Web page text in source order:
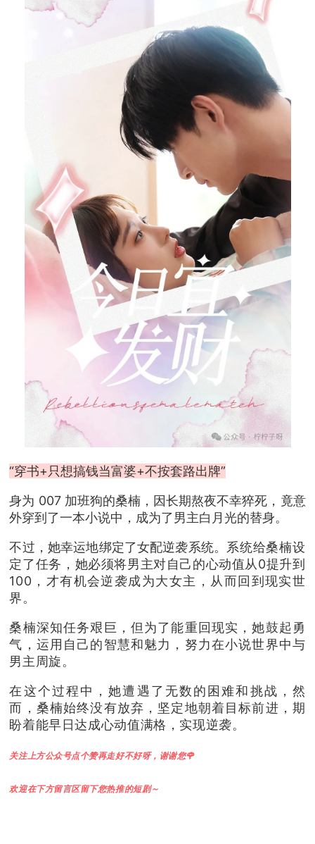
“穿书+只想搞钱当富婆+不按套路出牌”
身为 007 加班狗的桑楠，因长期熬夜不幸猝死，竟意
外穿到了一本小说中，成为了男主白月光的替身。
不过，她幸运地绑定了女配逆袭系统。 系统给桑楠设
定了任务，她必须将男主对自己的心动值从0提升到
100，才有机会逆袭成为大女主，从而回到现实世
界。
桑楠深知任务艰巨，但为了能重回现实，她鼓起勇
气，运用自己的智慧和魅力，努力在小说世界中与
男主周旋。
在这个过程中，她遭遇了无数的困难和挑战，然
而，桑楠始终没有放弃，坚定地朝着目标前进，期
盼着能早日达成心动值满格，实现逆袭。
关注上方公众号点个赞再走好不好呀，谢谢您🌹
欢迎在下方留言区留下您热推的短剧～